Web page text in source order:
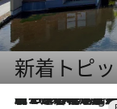
新着トピ
10 Hours Ago
【トンボの足水浴】ヒノキの香りに包まれて涼感マックス！約13℃の湧水かけ流しを避暑地「星野温泉 トンボの湯」で体験